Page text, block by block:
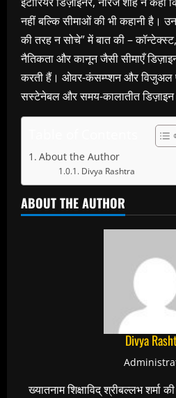
नहीं बल्कि सीमाओं की भी कहानी है।
की तरह न सोचे” में बात की –
नैतिकता और कानून जैसी सीमाएँ
करती हैं। ओवर-कंसम्प्शन और विजुअल
सस्टेनेबल और समय-कालातीत डिज़ाइन
About the Author
Divya Rashtra
ABOUT THE AUTHOR
Divya
ख्यातनाम शिक्षाविद् श्रीबल्लभ शर्मा